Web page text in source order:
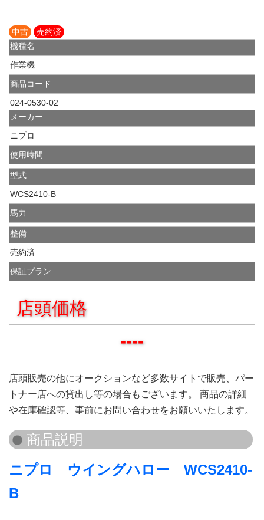
中古
売約済
機種名
作業機
商品コード
024-0530-02
メーカー
ニプロ
使用時間
型式
WCS2410-B
馬力
整備
売約済
保証プラン
店頭価格
----
店頭販売の他にオークションなど多数サイトで販売、パー
トナー店への貸出し等の場合もございます。 商品の詳細
や在庫確認等、事前にお問い合わせをお願いいたします。
ニプロ ウイングハロー WCS2410-
B